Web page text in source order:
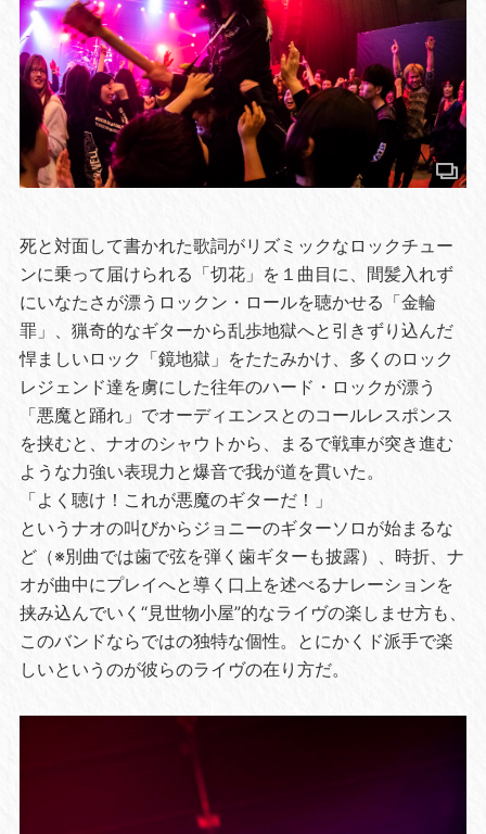
死と対面して書かれた歌詞がリズミックなロックチュー
ンに乗って届けられる「切花」を１曲目に、間髪入れず
にいなたさが漂うロックン・ロールを聴かせる「金輪
罪」、猟奇的なギターから乱歩地獄へと引きずり込んだ
悍ましいロック「鏡地獄」をたたみかけ、多くのロック
レジェンド達を虜にした往年のハード・ロックが漂う
「悪魔と踊れ」でオーディエンスとのコールレスポンス
を挟むと、ナオのシャウトから、まるで戦車が突き進む
ような力強い表現力と爆音で我が道を貫いた。
「よく聴け！これが悪魔のギターだ！」
というナオの叫びからジョニーのギターソロが始まるな
ど（※別曲では歯で弦を弾く歯ギターも披露）、時折、ナ
オが曲中にプレイへと導く口上を述べるナレーションを
挟み込んでいく“見世物小屋”的なライヴの楽しませ方も、
このバンドならではの独特な個性。とにかくド派手で楽
しいというのが彼らのライヴの在り方だ。